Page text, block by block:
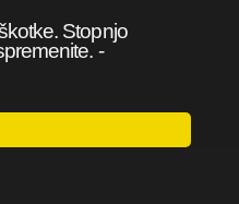
Stopnjo
-